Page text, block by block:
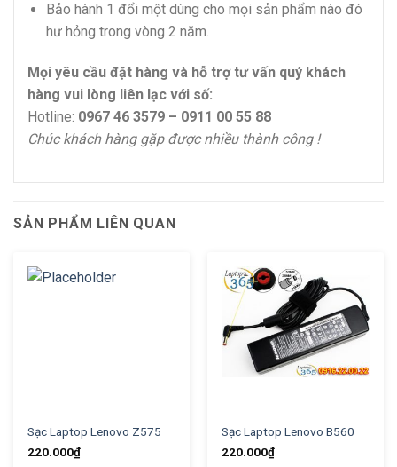
Bảo hành 1 đổi một dùng cho mọi sản phẩm nào đó
hư hỏng trong vòng 2 năm.
Mọi yêu cầu đặt hàng và hỗ trợ tư vấn quý khách
hàng vui lòng liên lạc với số:
Hotline: 0967 46 3579 – 0911 00 55 88
Chúc khách hàng gặp được nhiều thành công !
SẢN PHẨM LIÊN QUAN
Sạc Laptop Lenovo Z575
220.000₫
Sạc Laptop Lenovo B560
220.000₫